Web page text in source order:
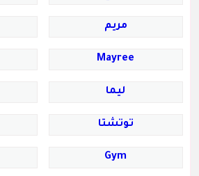
مريم
Mayree
ليما
توتشتا
Gym